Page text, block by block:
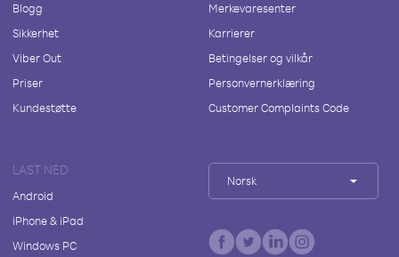
Blogg
Sikkerhet
Viber Out
Priser
Kundestøtte
Merkevaresenter
Karrierer
Betingelser og vilkår
Personvernerklæring
Customer Complaints Code
LAST NED
Android
iPhone & iPad
Windows PC
Norsk